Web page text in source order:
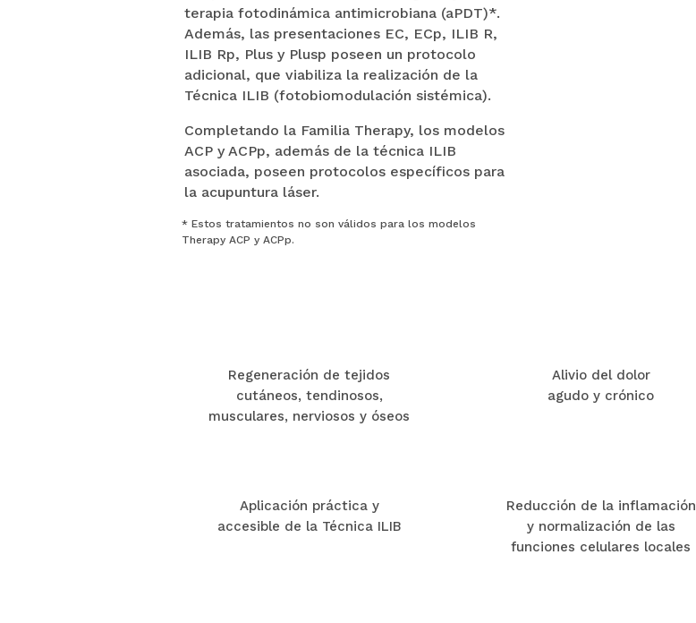
terapia fotodinámica antimicrobiana (aPDT)*.
Además, las presentaciones EC, ECp, ILIB R,
ILIB Rp, Plus y Plusp poseen un protocolo
adicional, que viabiliza la realización de la
Técnica ILIB (fotobiomodulación sistémica).
Completando la Familia Therapy, los modelos
ACP y ACPp, además de la técnica ILIB
asociada, poseen protocolos específicos para
la acupuntura láser.
* Estos tratamientos no son válidos para los modelos
Therapy ACP y ACPp.
Regeneración de tejidos
cutáneos, tendinosos,
musculares, nerviosos y óseos
Alivio del dolor
agudo y crónico
Aplicación práctica y
accesible de la Técnica ILIB
Reducción de la inflamación
y normalización de las
funciones celulares locales